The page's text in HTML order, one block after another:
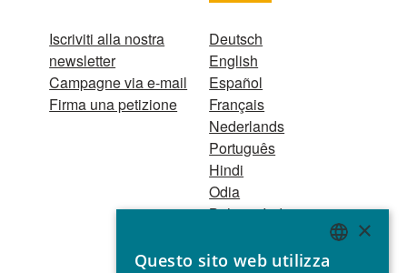
Iscriviti alla nostra
newsletter
Campagne via e-mail
Firma una petizione
Deutsch
English
Español
Français
Nederlands
Português
Hindi
Odia
Bahasa Indonesia
Registro PersoneENGLISH
×
Questo sito web utilizza